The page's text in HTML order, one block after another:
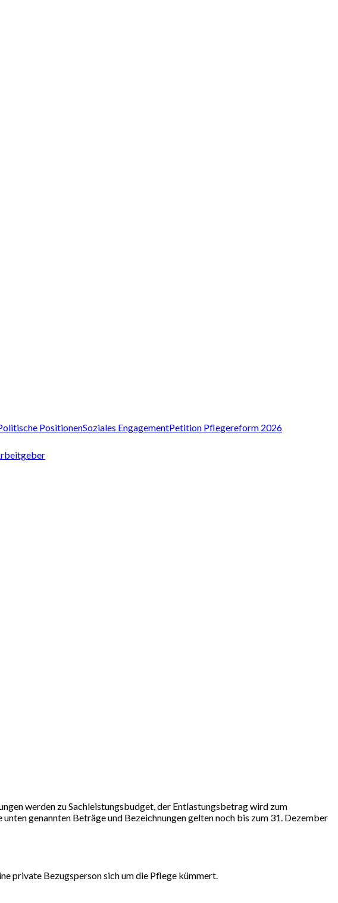
PositionenSoziales EngagementPetition Pflegereform 2026
werden zu Sachleistungsbudget, der Entlastungsbetrag wird zum
genannten Beträge und Bezeichnungen gelten noch bis zum 31. Dezember
private Bezugsperson sich um die Pflege kümmert.